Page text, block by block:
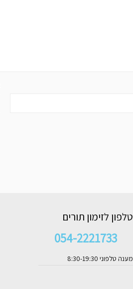
טלפון לזימון תורים
054-2221733
מענה טלפוני 8:30-19:30